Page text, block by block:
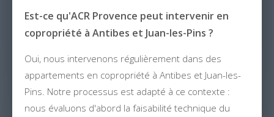
Est-ce qu'ACR Provence peut intervenir en
copropriété à Antibes et Juan-les-Pins ?
Oui, nous intervenons régulièrement dans des
appartements en copropriété à Antibes et Juan-les-
Pins. Notre processus est adapté à ce contexte :
nous évaluons d'abord la faisabilité technique du